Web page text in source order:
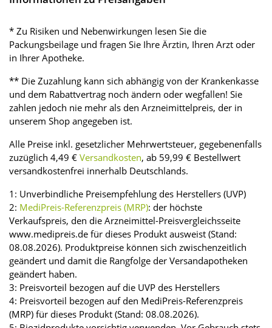
* Zu Risiken und Nebenwirkungen lesen Sie die
Packungsbeilage und fragen Sie Ihre Ärztin, Ihren Arzt oder
in Ihrer Apotheke.
** Die Zuzahlung kann sich abhängig von der Krankenkasse
und dem Rabattvertrag noch ändern oder wegfallen! Sie
zahlen jedoch nie mehr als den Arzneimittelpreis, der in
unserem Shop angegeben ist.
Alle Preise inkl. gesetzlicher Mehrwertsteuer, gegebenenfalls
zuzüglich 4,49 € Versandkosten, ab 59,99 € Bestellwert
versandkostenfrei innerhalb Deutschlands.
1: Unverbindliche Preisempfehlung des Herstellers (UVP)
2: MediPreis-Referenzpreis (MRP): der höchste
Verkaufspreis, den die Arzneimittel-Preisvergleichsseite
www.medipreis.de für dieses Produkt ausweist (Stand:
08.08.2026). Produktpreise können sich zwischenzeitlich
geändert und damit die Rangfolge der Versandapotheken
geändert haben.
3: Preisvorteil bezogen auf die UVP des Herstellers
4: Preisvorteil bezogen auf den MediPreis-Referenzpreis
(MRP) für dieses Produkt (Stand: 08.08.2026).